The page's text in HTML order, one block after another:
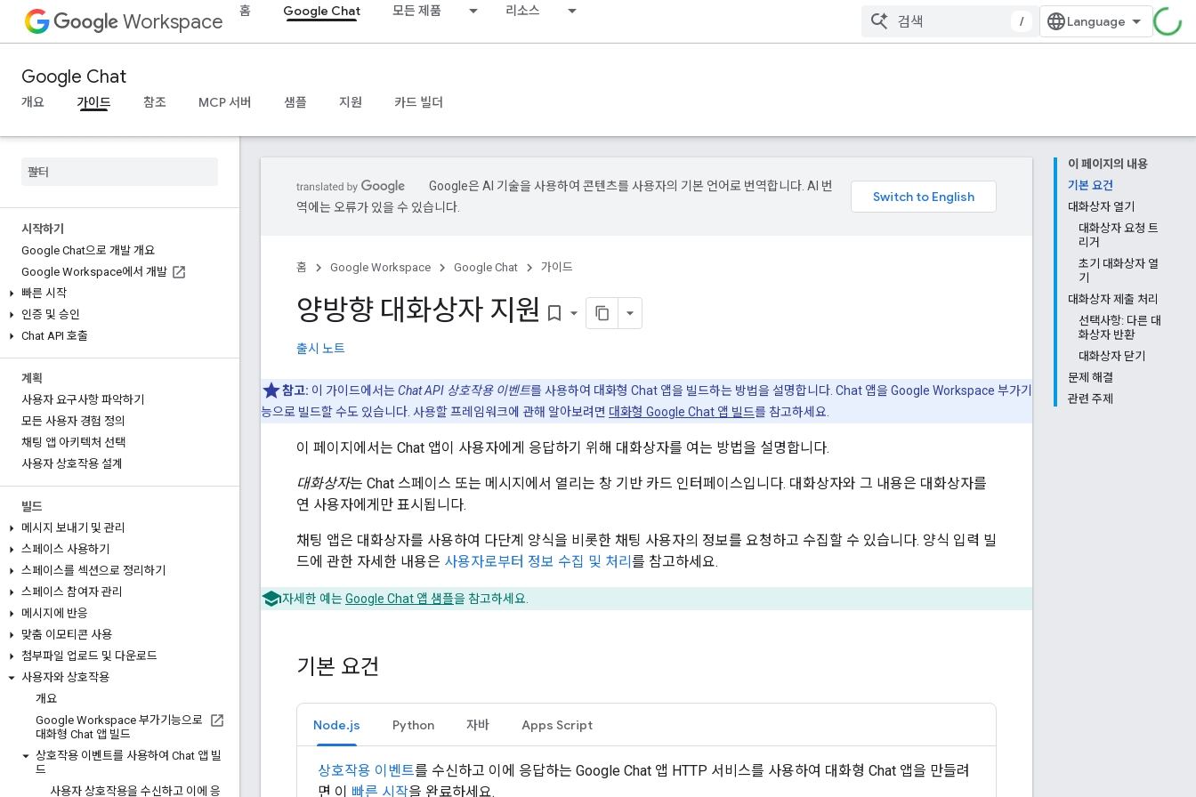
Workspace 홈 Google Chat 모든 제품 리소스
/
Google Chat
개요 가이드 참조 MCP 서버 샘플 지원 카드 빌더
시작하기
Google Chat으로 개발 개요
Google Workspace에서 개발
빠른 시작
인증 및 승인
Chat API 호출
계획
사용자 요구사항 파악하기
모든 사용자 경험 정의
채팅 앱 아키텍처 선택
사용자 상호작용 설계
빌드
메시지 보내기 및 관리
스페이스 사용하기
스페이스를 섹션으로 정리하기
스페이스 참여자 관리
메시지에 반응
맞춤 이모티콘 사용
첨부파일 업로드 및 다운로드
사용자와 상호작용
개요
Google Workspace 부가기능으로
대화형 Chat 앱 빌드
상호작용 이벤트를 사용하여 Chat 앱 빌
드
사용자 상호작용을 수신하고 이에 응
이 페이지의 내용
기본 요건
대화상자 열기
대화상자 요청 트
리거
초기 대화상자 열
기
대화상자 제출 처리
선택사항: 다른 대
화상자 반환
대화상자 닫기
문제 해결
관련 주제
Google은 AI 기술을 사용하여 콘텐츠를 사용자의 기본 언어로 번역합니다. AI 번
역에는 오류가 있을 수 있습니다.
홈 Google Workspace Google Chat 가이드
양방향 대화상자 지원 bookmark_border
출시 노트
참고: 이 가이드에서는 Chat API 상호작용 이벤트를 사용하여 대화형 Chat 앱을 빌드하는 방법을 설명합니다. Chat 앱을 Google Workspace 부가기
능으로 빌드할 수도 있습니다. 사용할 프레임워크에 관해 알아보려면 대화형 Google Chat 앱 빌드를 참고하세요.
이 페이지에서는 Chat 앱이 사용자에게 응답하기 위해 대화상자를 여는 방법을 설명합니다.
대화상자는 Chat 스페이스 또는 메시지에서 열리는 창 기반 카드 인터페이스입니다. 대화상자와 그 내용은 대화상자를
연 사용자에게만 표시됩니다.
채팅 앱은 대화상자를 사용하여 다단계 양식을 비롯한 채팅 사용자의 정보를 요청하고 수집할 수 있습니다. 양식 입력 빌
드에 관한 자세한 내용은 사용자로부터 정보 수집 및 처리 를 참고하세요.
자세한 예는Google Chat 앱 샘플을 참고하세요.
기본 요건
Node.js Python 자바 Apps Script
상호작용 이벤트를 수신하고 이에 응답하는 Google Chat 앱 HTTP 서비스를 사용하여 대화형 Chat 앱을 만들려
면 이 빠른 시작을 완료하세요.